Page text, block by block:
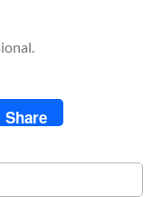
Share